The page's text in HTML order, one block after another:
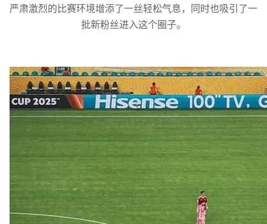
严肃激烈的比赛环境增添了一丝轻松气息，同时也吸引了一
批新粉丝进入这个圈子。